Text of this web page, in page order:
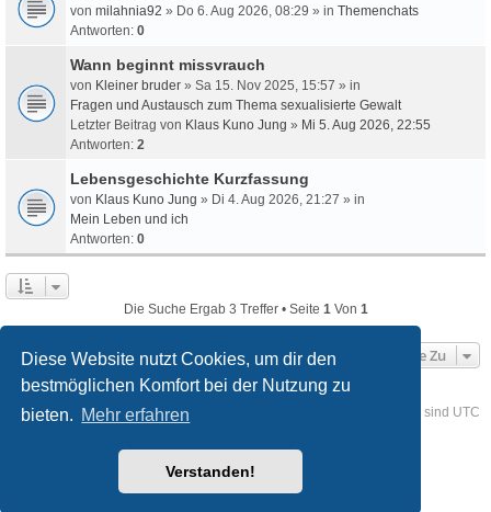
Diese Website nutzt Cookies, um dir den
bestmöglichen Komfort bei der Nutzung zu
bieten. Mehr erfahren
Verstanden!
von milahnia92 » Do 6. Aug 2026, 08:29 » in Themenchats
Antworten: 0
Wann beginnt missvrauch
von Kleiner bruder » Sa 15. Nov 2025, 15:57 » in
Fragen und Austausch zum Thema sexualisierte Gewalt
Letzter Beitrag von Klaus Kuno Jung » Mi 5. Aug 2026, 22:55
Antworten: 2
Lebensgeschichte Kurzfassung
von Klaus Kuno Jung » Di 4. Aug 2026, 21:27 » in
Mein Leben und ich
Antworten: 0
Die Suche Ergab 3 Treffer • Seite 1 Von 1
Gehe Zu
Foren-Übersicht Kontakt Alle Zeiten sind UTC
® Forum Software © phpBB Limited
phpBB.de
created by INVENTEA & v12mike